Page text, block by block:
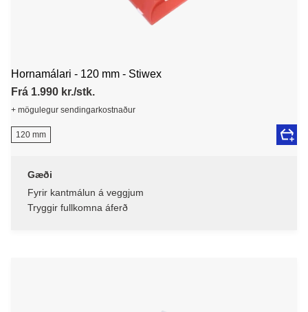
Hornamálari - 120 mm - Stiwex
Frá 1.990 kr./stk.
+ mögulegur sendingarkostnaður
120 mm
Gæði
Fyrir kantmálun á veggjum
Tryggir fullkomna áferð